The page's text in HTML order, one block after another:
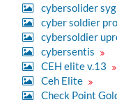
cybersolider
cyber soldier pro
cybersoldier
cybersentis
CEH elite v.13
Ceh Elite
Check Point